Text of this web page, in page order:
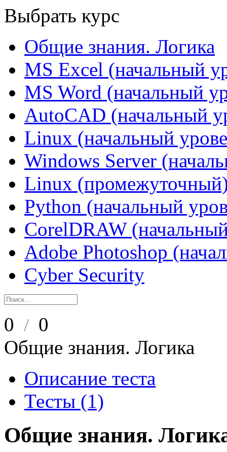
Выбрать курс
Общие знания. Логика
MS Excel (начальный
MS Word (начальный
AutoCAD (начальный
Linux (начальный
Windows Server
Linux
Python (начальный
CorelDRAW
Adobe Photoshop
Cyber Security
0 / 0
Общие знания. Логика
Описание теста
Тесты (1)
Общие знания.